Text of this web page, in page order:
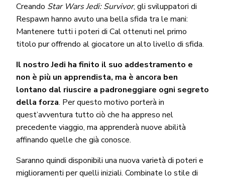
Creando Star Wars Jedi: Survivor, gli sviluppatori di
Respawn hanno avuto una bella sfida tra le mani:
Mantenere tutti i poteri di Cal ottenuti nel primo
titolo pur offrendo al giocatore un alto livello di sfida.
Il nostro Jedi ha finito il suo addestramento e
non è più un apprendista, ma è ancora ben
lontano dal riuscire a padroneggiare ogni segreto
della forza. Per questo motivo porterà in
quest’avventura tutto ciò che ha appreso nel
precedente viaggio, ma apprenderà nuove abilità
affinando quelle che già conosce.
Saranno quindi disponibili una nuova varietà di poteri e
miglioramenti per quelli iniziali. Combinate lo stile di